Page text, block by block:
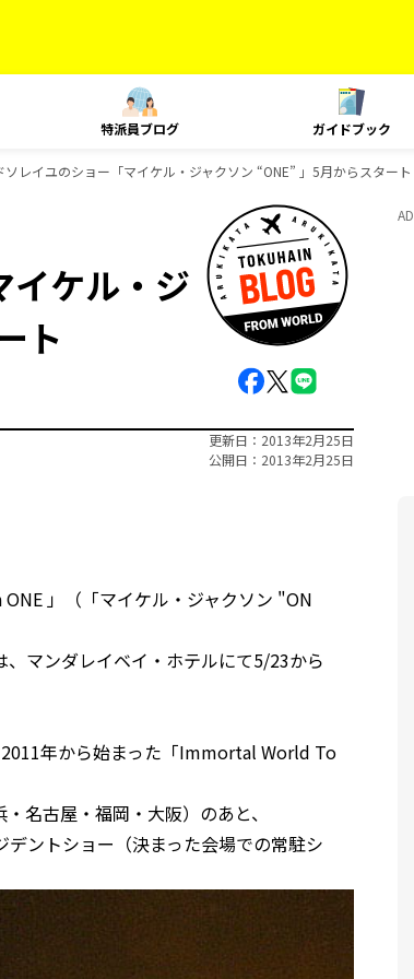
特派員ブログ ガイドブック
ソレイユのショー「マイケル・ジャクソン “ONE” 」5月からスタート
イケル・ジ
ト
更新日
2013年2月25日
公開日
2013年2月25日
」（「マイケル・ジャクソン "ON
マンダレイベイ・ホテルにて5/23から
2011年から始まった「Immortal World To
名古屋・福岡・大阪）のあと、
ントショー（決まった会場での常駐シ
AD